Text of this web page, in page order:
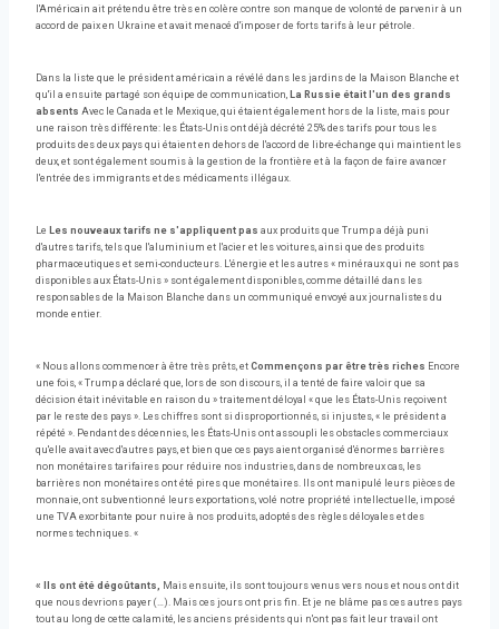
l'Américain ait prétendu être très en colère contre son manque de volonté de parvenir à un
accord de paix en Ukraine et avait menacé d'imposer de forts tarifs à leur pétrole.
Dans la liste que le président américain a révélé dans les jardins de la Maison Blanche et
qu'il a ensuite partagé son équipe de communication, La Russie était l'un des grands
absents Avec le Canada et le Mexique, qui étaient également hors de la liste, mais pour
une raison très différente: les États-Unis ont déjà décrété 25% des tarifs pour tous les
produits des deux pays qui étaient en dehors de l'accord de libre-échange qui maintient les
deux, et sont également soumis à la gestion de la frontière et à la façon de faire avancer
l'entrée des immigrants et des médicaments illégaux.
Le Les nouveaux tarifs ne s'appliquent pas aux produits que Trump a déjà puni
d'autres tarifs, tels que l'aluminium et l'acier et les voitures, ainsi que des produits
pharmaceutiques et semi-conducteurs. L'énergie et les autres « minéraux qui ne sont pas
disponibles aux États-Unis » sont également disponibles, comme détaillé dans les
responsables de la Maison Blanche dans un communiqué envoyé aux journalistes du
monde entier.
« Nous allons commencer à être très prêts, et Commençons par être très riches Encore
une fois, « Trump a déclaré que, lors de son discours, il a tenté de faire valoir que sa
décision était inévitable en raison du » traitement déloyal « que les États-Unis reçoivent
par le reste des pays ». Les chiffres sont si disproportionnés, si injustes, « le président a
répété ». Pendant des décennies, les États-Unis ont assoupli les obstacles commerciaux
qu'elle avait avec d'autres pays, et bien que ces pays aient organisé d'énormes barrières
non monétaires tarifaires pour réduire nos industries, dans de nombreux cas, les
barrières non monétaires ont été pires que monétaires. Ils ont manipulé leurs pièces de
monnaie, ont subventionné leurs exportations, volé notre propriété intellectuelle, imposé
une TVA exorbitante pour nuire à nos produits, adoptés des règles déloyales et des
normes techniques. «
« Ils ont été dégoûtants, Mais ensuite, ils sont toujours venus vers nous et nous ont dit
que nous devrions payer (…). Mais ces jours ont pris fin. Et je ne blâme pas ces autres pays
tout au long de cette calamité, les anciens présidents qui n'ont pas fait leur travail ont